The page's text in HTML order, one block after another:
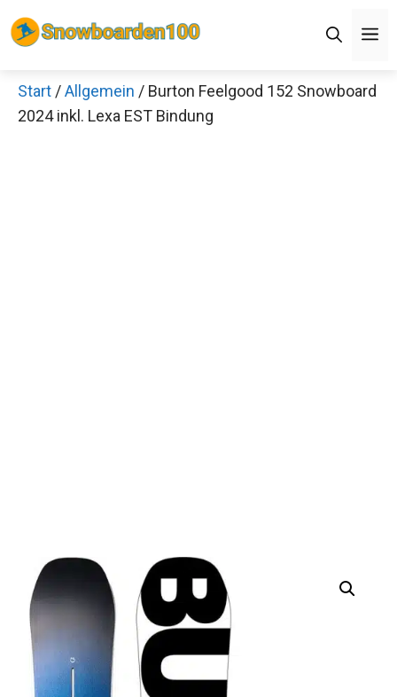
Inhalt
Start /Allgemein / Burton Feelgood 152
Snowboard 2024 inkl. Lexa EST Bindung
Decathlon Sale
×